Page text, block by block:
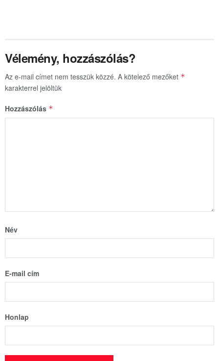
Vélemény, hozzászólás?
Az e-mail címet nem tesszük közzé. A kötelező mezőket *
karakterrel jelöltük
Hozzászólás *
Név
E-mail cím
Honlap